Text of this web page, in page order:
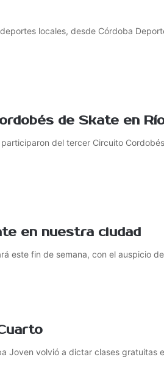
locales, desde Córdoba
de Skate en
del tercer Circuito
en nuestra ciudad
este fin de semana, con el auspicio
Joven volvió a dictar clases gratuitas